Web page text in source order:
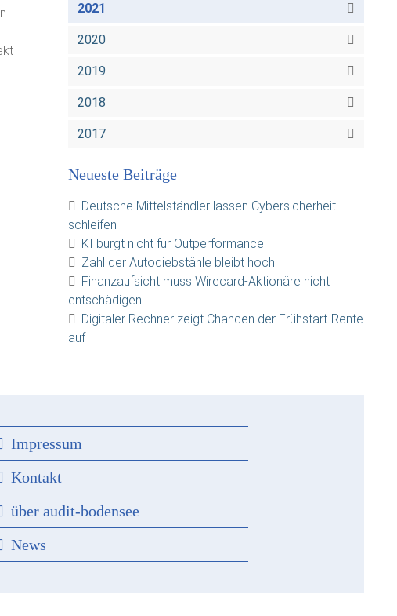
2021
2020
2019
2018
2017
Neueste Beiträge
Deutsche Mittelständler lassen Cybersicherheit
schleifen
KI bürgt nicht für Outperformance
Zahl der Autodiebstähle bleibt hoch
Finanzaufsicht muss Wirecard-Aktionäre nicht
entschädigen
Digitaler Rechner zeigt Chancen der Frühstart-Rente
auf
Impressum
Kontakt
über audit-bodensee
News